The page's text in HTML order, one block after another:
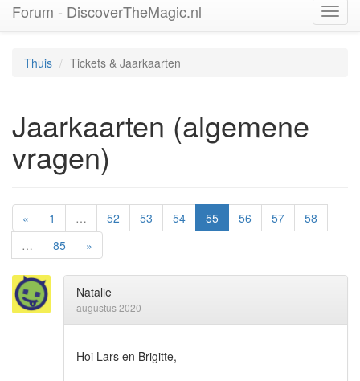
Forum - DiscoverTheMagic.nl
Thuis Tickets & Jaarkaarten
Jaarkaarten (algemene
vragen)
« 1 … 52 53 54 55 56 57
58
…
85 »
Natalie
augustus 2020
Hoi Lars en Brigitte,